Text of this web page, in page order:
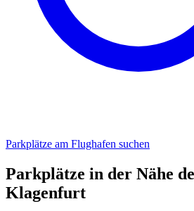
Parkplätze am Flughafen suchen
Parkplätze in der Nähe
Klagenfurt